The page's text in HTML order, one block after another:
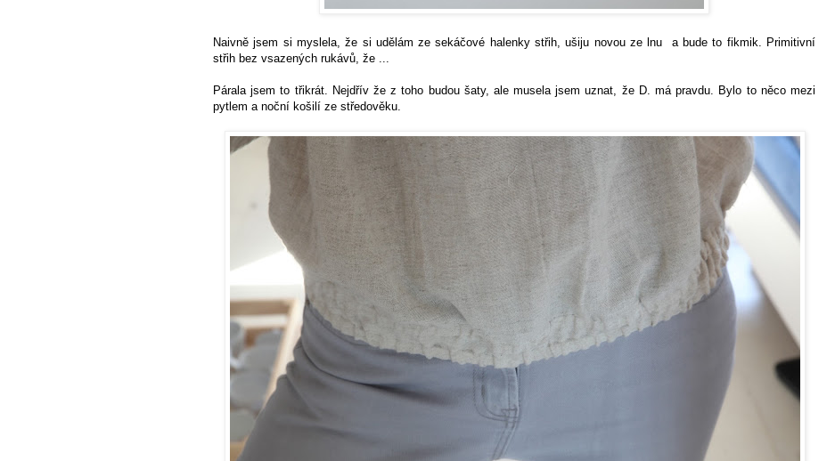
Naivně jsem si myslela, že si udělám ze sekáčové halenky střih, ušiju novou ze lnu a bude to fikmik. Primitivní
střih bez vsazených rukávů, že ...
Párala jsem to třikrát. Nejdřív že z toho budou šaty, ale musela jsem uznat, že D. má pravdu. Bylo to něco mezi
pytlem a noční košilí ze středověku.